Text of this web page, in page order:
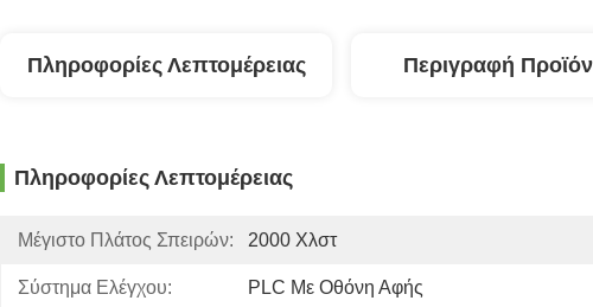
Πληροφορίες Λεπτομέρειας Περιγραφή
Πληροφορίες Λεπτομέρειας
Μέγιστο Πλάτος Σπειρών: 2000 Χλστ
Σύστημα Ελέγχου: PLC Με Οθόνη Αφής